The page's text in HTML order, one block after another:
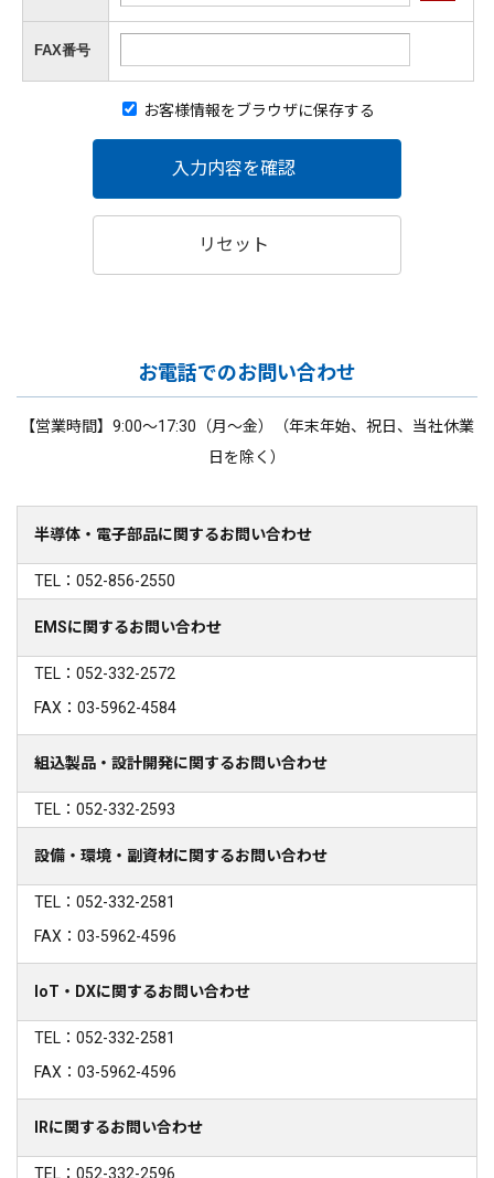
FAX番号
お客様情報をブラウザに保存する
入力内容を確認
リセット
お電話でのお問い合わせ
【営業時間】9:00～17:30（月～金）（年末年始、祝日、当社休業
日を除く）
半導体・電子部品に関するお問い合わせ
TEL：052-856-2550
EMSに関するお問い合わせ
TEL：052-332-2572
FAX：03-5962-4584
組込製品・設計開発に関するお問い合わせ
TEL：052-332-2593
設備・環境・副資材に関するお問い合わせ
TEL：052-332-2581
FAX：03-5962-4596
IoT・DXに関するお問い合わせ
TEL：052-332-2581
FAX：03-5962-4596
IRに関するお問い合わせ
TEL：052-332-2596